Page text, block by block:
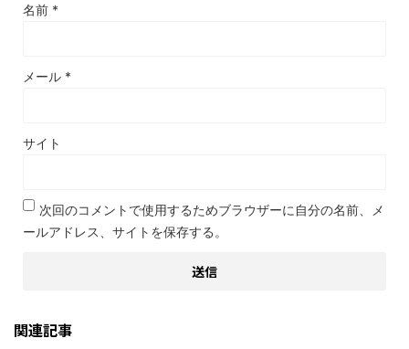
名前 *
メール *
サイト
次回のコメントで使用するためブラウザーに自分の名前、メ
ールアドレス、サイトを保存する。
関連記事